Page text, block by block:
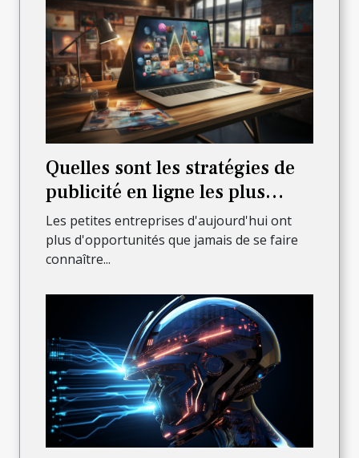
Quelles sont les stratégies de
publicité en ligne les plus
efficaces pour les petites
entreprises ?
Les petites entreprises d'aujourd'hui ont
plus d'opportunités que jamais de se faire
connaître...